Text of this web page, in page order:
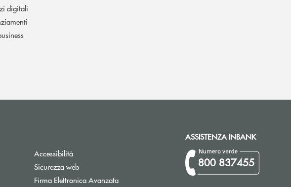
digitali
Accessibilità
Sicurezza web
Firma Elettronica Avanzata
ASSISTENZA INBANK
800 837455